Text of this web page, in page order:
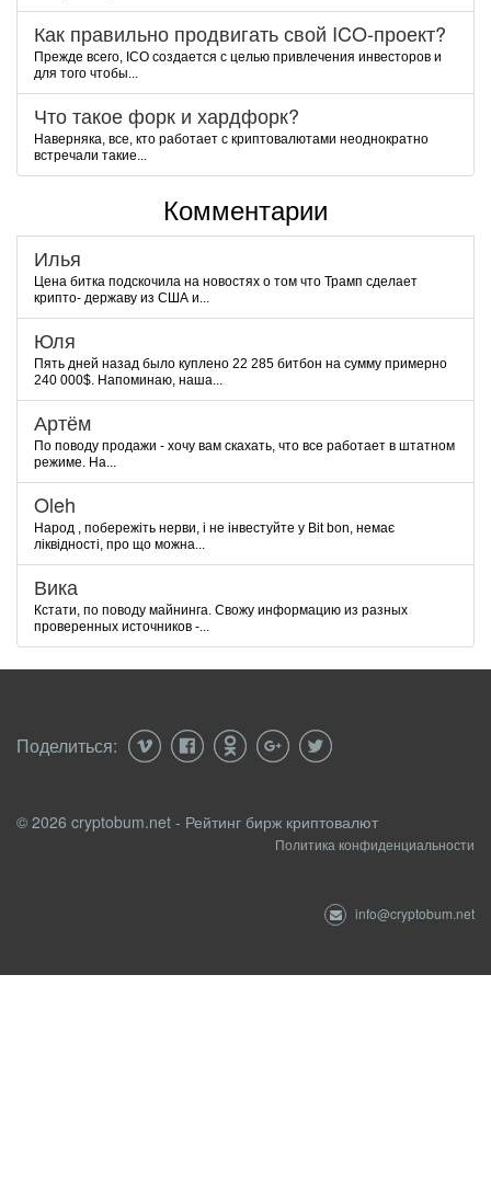
Как правильно продвигать свой ICO-проект?
Прежде всего, ICO создается с целью привлечения инвесторов и
для того чтобы...
Что такое форк и хардфорк?
Наверняка, все, кто работает с криптовалютами неоднократно
встречали такие...
Комментарии
Илья
Цена битка подскочила на новостях о том что Трамп сделает
крипто- державу из США и...
Юля
Пять дней назад было куплено 22 285 битбон на сумму примерно
240 000$. Напоминаю, наша...
Артём
По поводу продажи - хочу вам скахать, что все работает в штатном
режиме. На...
Oleh
Народ , побережіть нерви, і не інвестуйте у Bit bon, немає
ліквідності, про що можна...
Вика
Кстати, по поводу майнинга. Свожу информацию из разных
проверенных источников -...
Поделиться:
© 2026 cryptobum.net - Рейтинг бирж криптовалют
Политика конфиденциальности
info@cryptobum.net